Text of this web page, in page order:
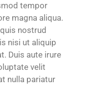
tempor
magna aliqua.
nostrud
nisi ut aliquip
Duis aute irure
velit
nulla pariatur